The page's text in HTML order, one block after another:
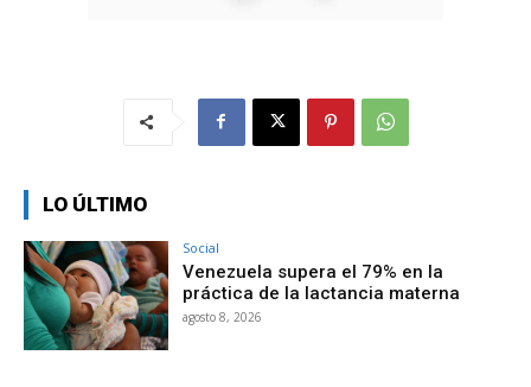
LO ÚLTIMO
Social
Venezuela supera el 79% en la
práctica de la lactancia materna
agosto 8, 2026